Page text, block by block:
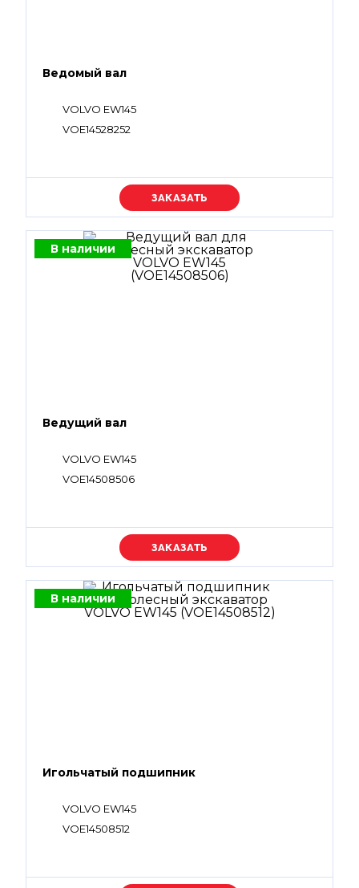
Ведомый вал
VOLVO EW145
VOE14528252
Уточняйте цену
В наличии
Ведущий вал
VOLVO EW145
VOE14508506
Уточняйте цену
В наличии
Игольчатый подшипник
VOLVO EW145
VOE14508512